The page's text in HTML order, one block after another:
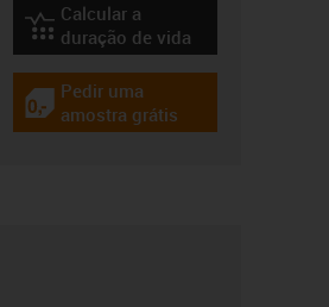
igus-icon-lebensdauerrechner
Calcular a
duração de vida
igus-icon-gratismuster
Pedir uma
amostra grátis